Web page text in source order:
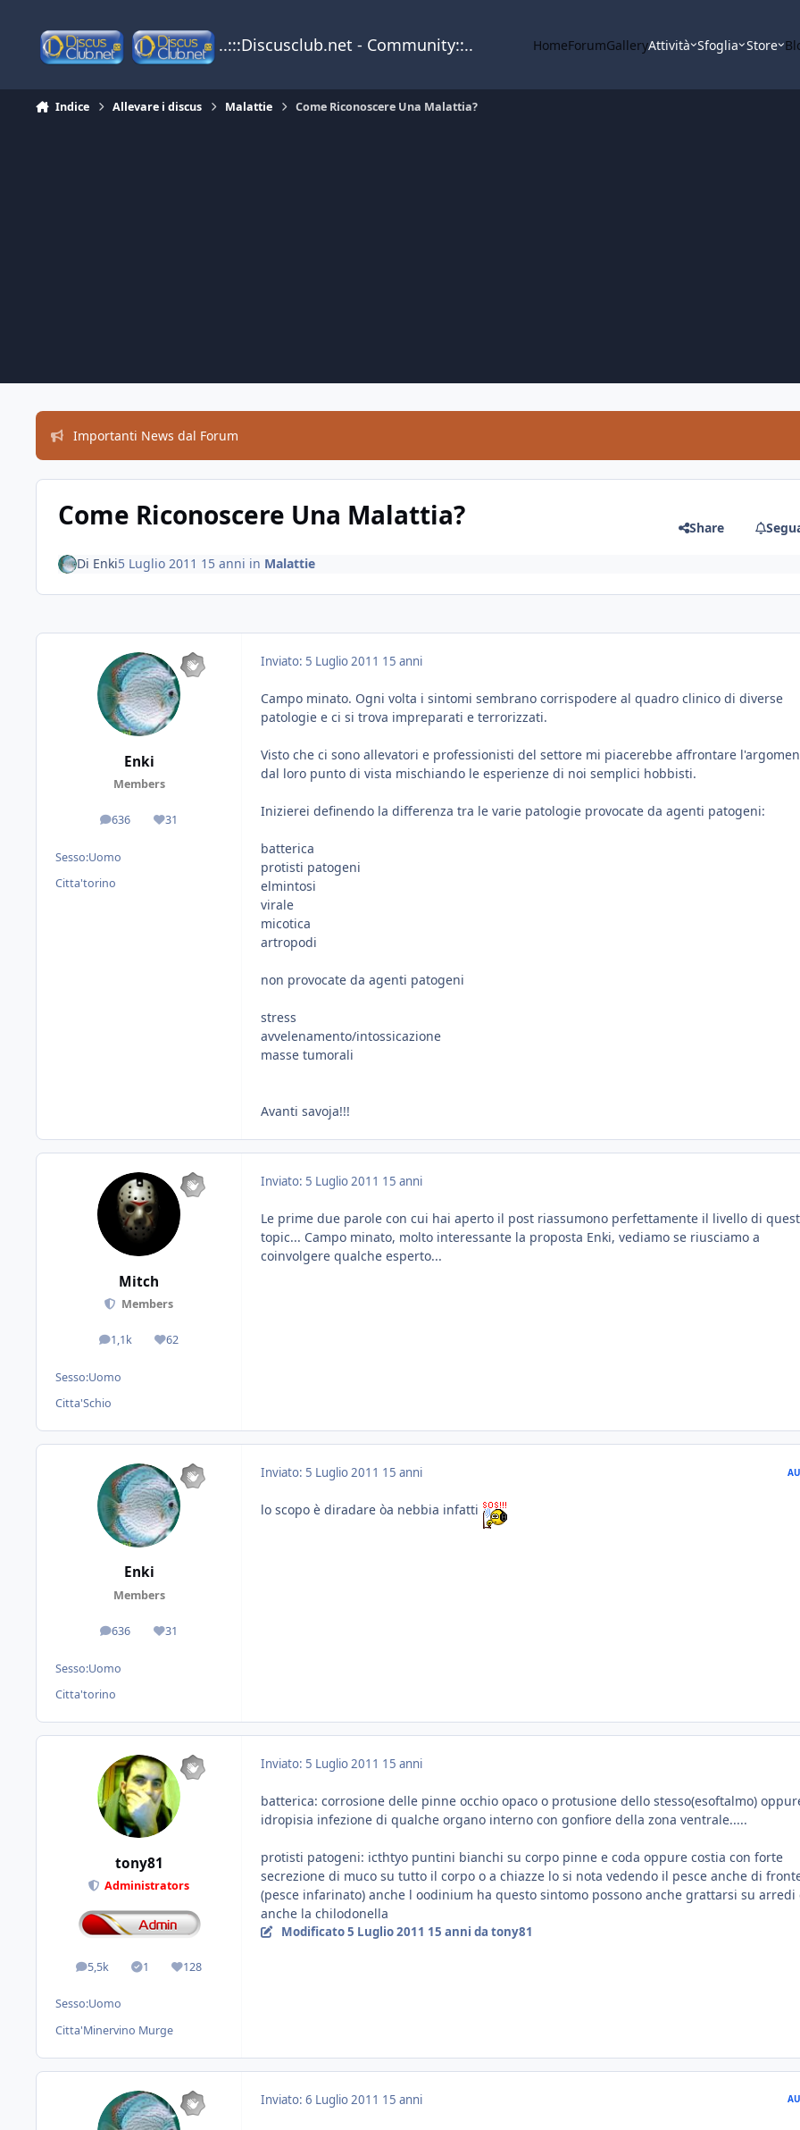
..:::Discusclub.net - Community::.. HomeForumGalleryAttività Sfoglia Store
Indice Allevare i discus Malattie Come Riconoscere Una Malattia?
Importanti News dal Forum
Come Riconoscere Una Malattia? Share
Di Enki5 Luglio 2011 15 anni in Malattie
Enki
Members
636
messaggi31
Reputazione
Sesso:Uomo
Citta'torino
Inviato: 5 Luglio 2011 15 anni
Campo minato. Ogni volta i sintomi sembrano corrispodere al quadro clinico di diverse
patologie e ci si trova impreparati e terrorizzati.
Visto che ci sono allevatori e professionisti del settore mi piacerebbe affrontare
dal loro punto di vista mischiando le esperienze di noi semplici hobbisti.
Inizierei definendo la differenza tra le varie patologie provocate da agenti patogeni:
batterica
protisti patogeni
elmintosi
virale
micotica
artropodi
non provocate da agenti patogeni
stress
avvelenamento/intossicazione
masse tumorali
Avanti savoja!!!
Mitch
Members
1,1k
messaggi62
Reputazione
Sesso:Uomo
Citta'Schio
Inviato: 5 Luglio 2011 15 anni
Le prime due parole con cui hai aperto il post riassumono perfettamente il livello di
topic... Campo minato, molto interessante la proposta Enki, vediamo se riusciamo a
coinvolgere qualche esperto...
Enki
Members
636
messaggi31
Reputazione
Sesso:Uomo
Citta'torino
Inviato: 5 Luglio 2011 15 anni
lo scopo è diradare òa nebbia infatti
tony81
Administrators
5,5k
messaggi1
Solutions128
Reputazione
Sesso:Uomo
Citta'Minervino Murge
Inviato: 5 Luglio 2011 15 anni
batterica: corrosione delle pinne occhio opaco o protusione dello stesso(esoftalmo)
idropisia infezione di qualche organo interno con gonfiore della zona ventrale.....
protisti patogeni: icthtyo puntini bianchi su corpo pinne e coda oppure costia con forte
secrezione di muco su tutto il corpo o a chiazze lo si nota vedendo il pesce anche di
(pesce infarinato) anche l oodinium ha questo sintomo possono anche grattarsi su arredi
anche la chilodonella
Modificato5 Luglio 2011 15 anni da tony81
Inviato: 6 Luglio 2011 15 anni